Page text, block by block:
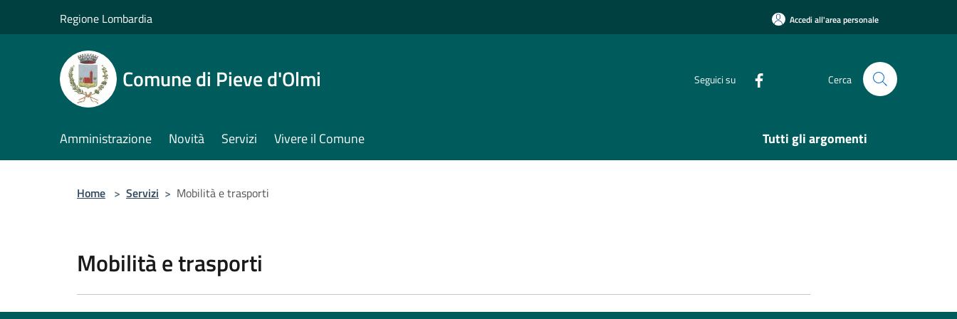
Regione Lombardia Accedi all'area personale
Comune di Pieve d'Olmi Seguici su Cerca
Amministrazione Novità Servizi Vivere il Comune Tutti gli argomenti
Home > Servizi > Mobilità e trasporti
Mobilità e trasporti